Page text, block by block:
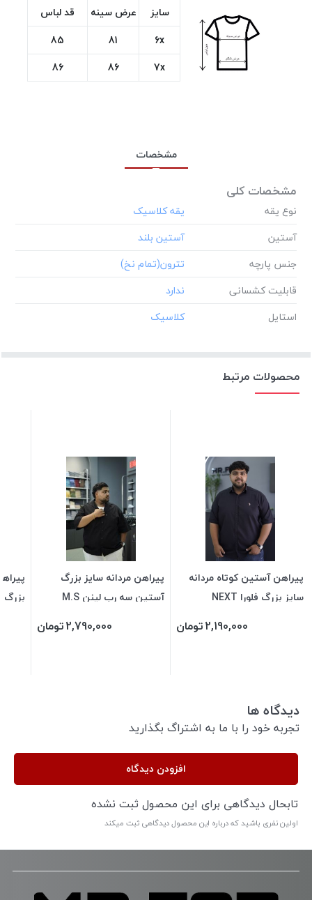
سایز عرض سینه
قد لباس
6x
81
85
7x
86
86
مشخصات
مشخصات کلی
نوع یقه
آستین
جنس پارچه
قابلیت کشسانی
استایل
محصولات مرتبط
پیراهن آستین کوتاه مردانه
سایز بزرگ فلورا NEXT
2,190,000تومان
پیراهن مردانه سایز بزرگ
آستین سه رب لینن M.S
2,790,000تومان
بزرگ
دیدگاه ها
تجربه خود را با ما به اشتراگ بگذارید
افزودن دیدگاه
تابحال دیدگاهی برای این محصول ثبت نشده
اولین نفری باشید که درباره این محصول دیدگاهی ثبت میکند